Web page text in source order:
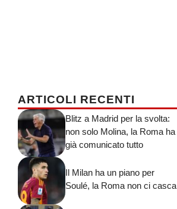
ARTICOLI RECENTI
Blitz a Madrid per la svolta:
non solo Molina, la Roma ha
già comunicato tutto
Il Milan ha un piano per
Soulé, la Roma non ci casca